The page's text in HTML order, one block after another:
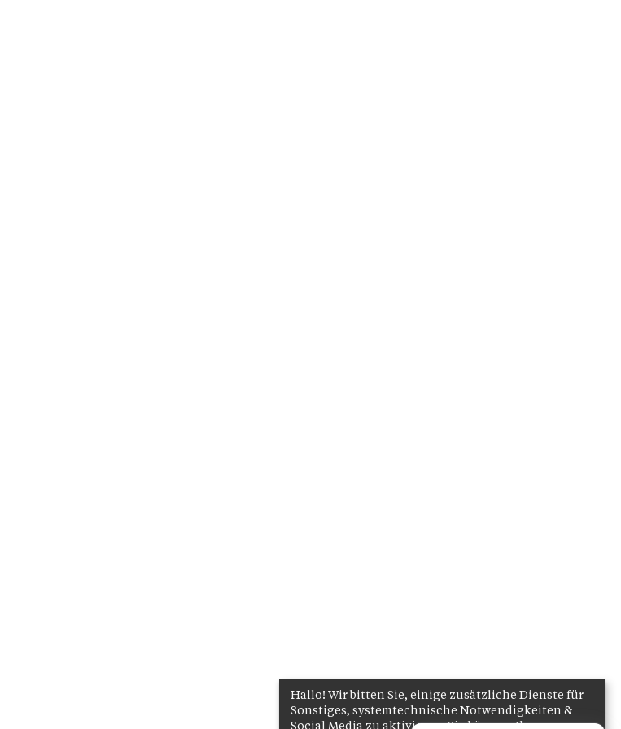
Hallo! Wir bitten Sie, einige zusätzliche Dienste für
Sonstiges, systemtechnische Notwendigkeiten &
Social Media zu aktivieren. Sie können Ihre